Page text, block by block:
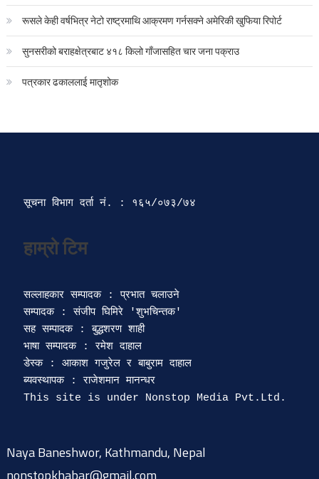
रूसले केही वर्षभित्र नेटो राष्ट्रमाथि आक्रमण गर्नसक्ने अमेरिकी खुफिया रिपोर्ट
सुनसरीको बराहक्षेत्रबाट ४१८ किलो गाँजासहित चार जना पक्राउ
पत्रकार ढकाललाई मातृशोक
सूचना विभाग दर्ता‍ नं. : १६५/०७३/७४
हाम्रो टिम
सल्लाहकार सम्पादक : प्रभात चलाउने
सम्पादक : संजीप घिमिरे 'शुभचिन्तक'
सह सम्पादक : बुद्धशरण शाही
भाषा सम्पादक : रमेश दाहाल
डेस्क : आकाश गजुरेल र बाबुराम दाहाल
ब्यवस्थापक : राजेशमान मानन्धर
Naya Baneshwor, Kathmandu, Nepal
nonstopkhabar@gmail.com